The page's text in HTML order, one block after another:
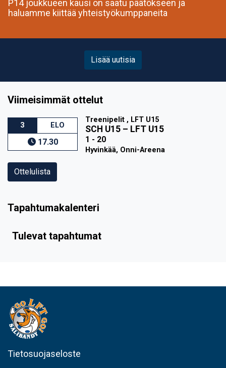
P14 joukkueen kausi on saatu päätökseen ja
haluamme kiittää yhteistyökumppaneita
Lisää uutisia
Viimeisimmät ottelut
3 ELO
17.30
Treenipelit , LFT U15
SCH U15 – LFT U15
1 - 20
Hyvinkää, Onni-Areena
Ottelulista
Tapahtumakalenteri
Tulevat tapahtumat
Tietosuojaseloste